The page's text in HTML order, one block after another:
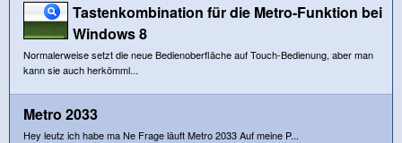
Tastenkombination für die Metro-Funktion bei
Windows 8
Normalerweise setzt die neue Bedienoberfläche auf Touch-Bedienung, aber man
kann sie auch herkömml...
Metro 2033
Hey leutz ich habe ma Ne Frage läuft Metro 2033 Auf meine P...